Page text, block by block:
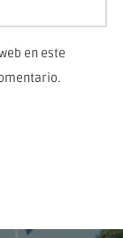
en este